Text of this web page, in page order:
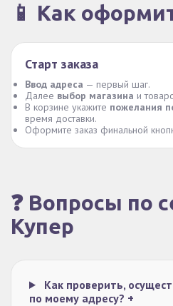
📱 Как
Старт заказа
Ввод адреса — первый шаг.
Далее выбор магазина и
В корзине укажите пожелания
время доставки.
Оформите заказ финальной
❓ Вопросы по
Купер
Как проверить,
по моему адресу? +